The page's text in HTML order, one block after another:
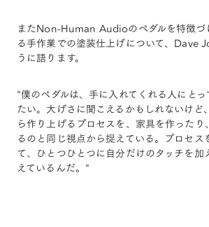
またNon-Human Audioのペダルを特徴づ
る手作業での塗装仕上げについて、Dave
うに語ります。
"僕のペダルは、手に入れてくれる人にと
たい。大げさに聞こえるかもしれないけど
ら作り上げるプロセスを、家具を作った
るのと同じ視点から捉えている。プロセス
て、ひとつひとつに自分だけのタッチを加
えているんだ。"